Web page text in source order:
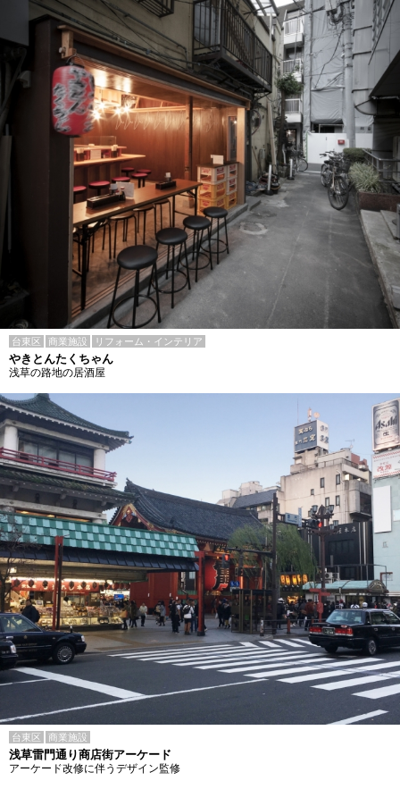
台東区 商業施設 リフォーム・インテリア
やきとんたくちゃん
浅草の路地の居酒屋
台東区 商業施設
浅草雷門通り商店街アーケード
アーケード改修に伴うデザイン監修